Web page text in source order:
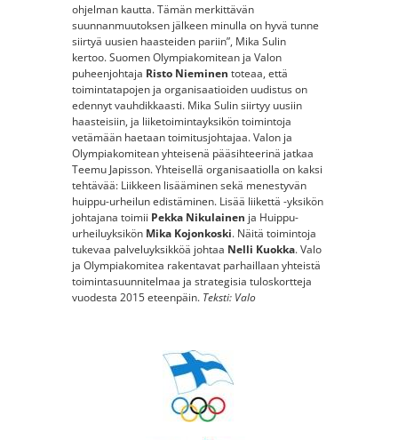
ohjelman kautta. Tämän merkittävän
suunnanmuutoksen jälkeen minulla on hyvä tunne
siirtyä uusien haasteiden pariin”, Mika Sulin
kertoo. Suomen Olympiakomitean ja Valon
puheenjohtaja Risto Nieminen toteaa, että
toimintatapojen ja organisaatioiden uudistus on
edennyt vauhdikkaasti. Mika Sulin siirtyy uusiin
haasteisiin, ja liiketoimintayksikön toimintoja
vetämään haetaan toimitusjohtajaa. Valon ja
Olympiakomitean yhteisenä pääsihteerinä jatkaa
Teemu Japisson. Yhteisellä organisaatiolla on kaksi
tehtävää: Liikkeen lisääminen sekä menestyvän
huippu-urheilun edistäminen. Lisää liikettä -yksikön
johtajana toimii Pekka Nikulainen ja Huippu-
urheiluyksikön Mika Kojonkoski. Näitä toimintoja
tukevaa palveluyksikköä johtaa Nelli Kuokka. Valo
ja Olympiakomitea rakentavat parhaillaan yhteistä
toimintasuunnitelmaa ja strategisia tuloskortteja
vuodesta 2015 eteenpäin. Teksti: Valo